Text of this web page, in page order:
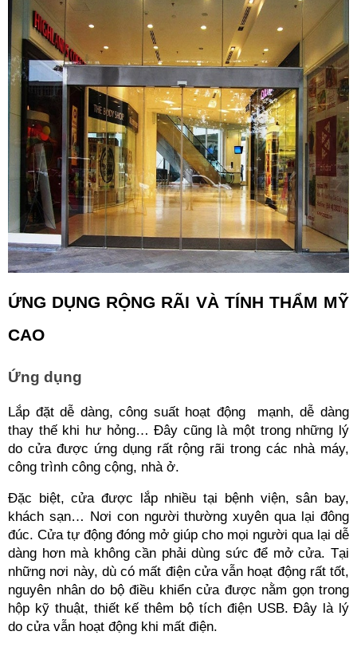
ỨNG DỤNG RỘNG RÃI VÀ TÍNH THẨM MỸ
CAO
Ứng dụng
Lắp đặt dễ dàng, công suất hoạt động  mạnh, dễ dàng
thay thế khi hư hỏng… Đây cũng là một trong những lý
do cửa được ứng dụng rất rộng rãi trong các nhà máy,
công trình công cộng, nhà ở.
Đặc biệt, cửa được lắp nhiều tại bệnh viện, sân bay,
khách sạn… Nơi con người thường xuyên qua lại đông
đúc. Cửa tự động đóng mở giúp cho mọi người qua lại dễ
dàng hơn mà không cần phải dùng sức để mở cửa. Tại
những nơi này, dù có mất điện cửa vẫn hoạt động rất tốt,
nguyên nhân do bộ điều khiển cửa được nằm gọn trong
hộp kỹ thuật, thiết kế thêm bộ tích điện USB. Đây là lý
do cửa vẫn hoạt động khi mất điện.